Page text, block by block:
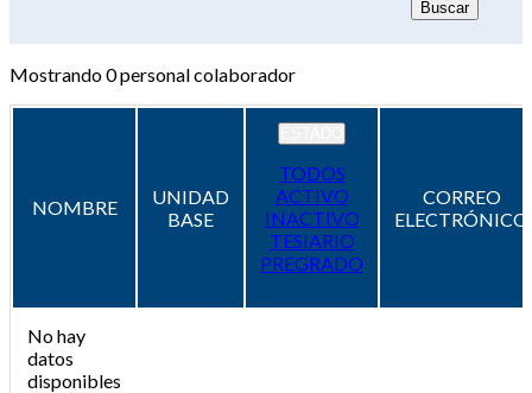
Mostrando0personal colaborador
NOMBRE
UNIDAD
BASE
TODOS
ACTIVO
INACTIVO
TESIARIO
PREGRADO
CORREO
ELECTRÓNICO
No hay
datos
disponibles